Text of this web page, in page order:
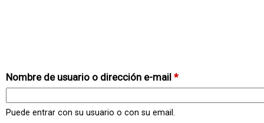
Nombre de usuario o dirección e-mail *
Puede entrar con su usuario o con su email.